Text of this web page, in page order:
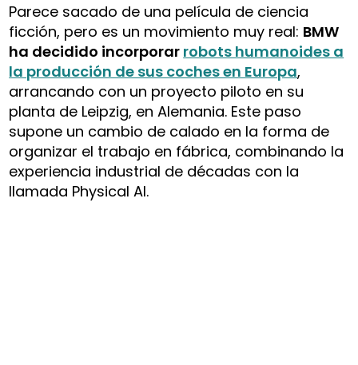
Parece sacado de una película de ciencia
ficción, pero es un movimiento muy real: BMW
ha decidido incorporar robots humanoides a
la producción de sus coches en Europa,
arrancando con un proyecto piloto en su
planta de Leipzig, en Alemania. Este paso
supone un cambio de calado en la forma de
organizar el trabajo en fábrica, combinando la
experiencia industrial de décadas con la
llamada Physical AI.